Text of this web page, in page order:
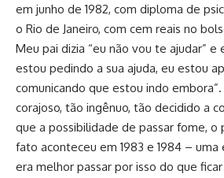
em junho de 1982, com diploma de
o Rio de Janeiro, com cem reais no
Meu pai dizia “eu não vou te ajudar” e
estou pedindo a sua ajuda, eu estou
comunicando que estou indo embora”.
corajoso, tão ingênuo, tão decidido a
que a possibilidade de passar fome, o
fato aconteceu em 1983 e 1984 – uma
era melhor passar por isso do que